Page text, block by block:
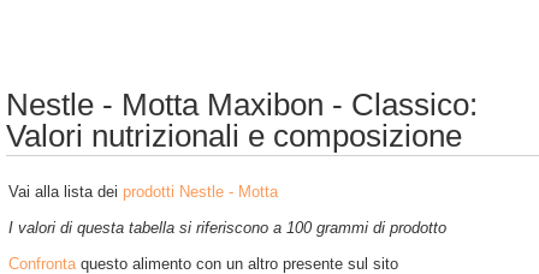
Nestle - Motta Maxibon - Classico:
Valori nutrizionali e composizione
Vai alla lista dei prodotti Nestle - Motta
I valori di questa tabella si riferiscono a 100 grammi di prodotto
Confrontaquesto alimento con un altro presente sul sito